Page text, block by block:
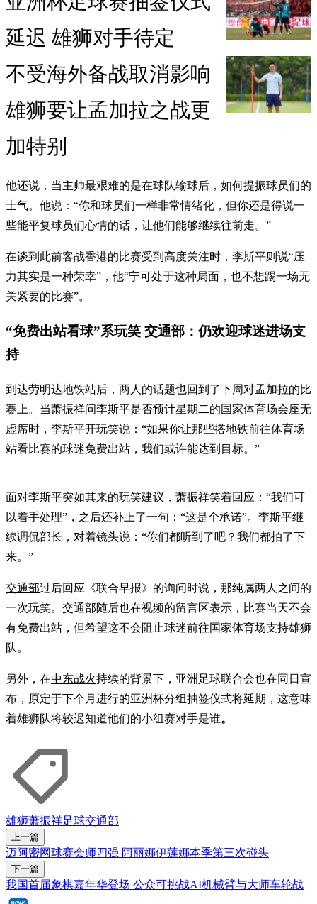
延迟 雄狮对手待定
不受海外备战取消影响
雄狮要让孟加拉之战更
加特别
他还说，当主帅最艰难的是在球队输球后，如何提振球员们的
士气。他说：“你和球员们一样非常情绪化，但你还是得说一
些能平复球员们心情的话，让他们能够继续往前走。”
在谈到此前客战香港的比赛受到高度关注时，李斯平则说“压
力其实是一种荣幸”，他“宁可处于这种局面，也不想踢一场无
关紧要的比赛”。
“免费出站看球”系玩笑 交通部：仍欢迎球迷进场支
持
到达劳明达地铁站后，两人的话题也回到了下周对孟加拉的比
赛上。当萧振祥问李斯平是否预计星期二的国家体育场会座无
虚席时，李斯平开玩笑说：“如果你让那些搭地铁前往体育场
站看比赛的球迷免费出站，我们或许能达到目标。”
面对李斯平突如其来的玩笑建议，萧振祥笑着回应：“我们可
以着手处理”，之后还补上了一句：“这是个承诺”。李斯平继
续调侃部长，对着镜头说：“你们都听到了吧？我们都拍了下
来。”
交通部过后回应《联合早报》的询问时说，那纯属两人之间的
一次玩笑。交通部随后也在视频的留言区表示，比赛当天不会
有免费出站，但希望这不会阻止球迷前往国家体育场支持雄狮
队。
另外，在中东战火持续的背景下，亚洲足球联合会也在同日宣
布，原定于下个月进行的亚洲杯分组抽签仪式将延期，这意味
着雄狮队将较迟知道他们的小组赛对手是谁。
雄狮萧振祥足球交通部
上一篇
迈阿密网球赛会师四强 阿丽娜伊莲娜本季第三次碰头
下一篇
我国首届象棋嘉年华登场 公众可挑战AI机械臂与大师车轮战